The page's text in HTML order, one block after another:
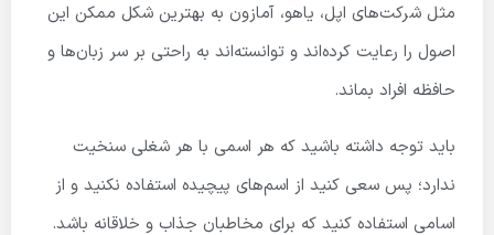
مثل شرکت‌های اپل، یاهو، آمازون به بهترین شکل ممکن این
اصول را رعایت کرده‌اند و توانسته‌اند به راحتی بر سر زبان‌ها و
حافظه افراد بماند.
باید توجه داشته باشید که هر اسمی با هر شغلی سنخیت
ندارد؛ پس سعی کنید از اسم‌های پیچیده استفاده نکنید و از
اسامی استفاده کنید که برای مخاطبان جذاب و خلاقانه باشد.